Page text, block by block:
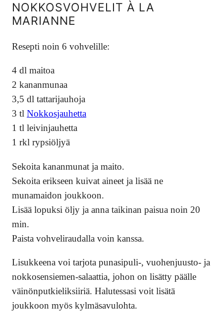
NOKKOSVOHVELIT À LA
MARIANNE
Resepti noin 6 vohvelille:
4 dl maitoa
2 kananmunaa
3,5 dl tattarijauhoja
3 tl Nokkosjauhetta
1 tl leivinjauhetta
1 rkl rypsiöljyä
Sekoita kananmunat ja maito.
Sekoita erikseen kuivat aineet ja lisää ne
munamaidon joukkoon.
Lisää lopuksi öljy ja anna taikinan paisua noin 20
min.
Paista vohveliraudalla voin kanssa.
Lisukkeena voi tarjota punasipuli-, vuohenjuusto- ja
nokkosensiemen-salaattia, johon on lisätty päälle
väinönputkieliksiiriä. Halutessasi voit lisätä
joukkoon myös kylmäsavulohta.